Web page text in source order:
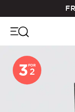
main
content
3FOR
2